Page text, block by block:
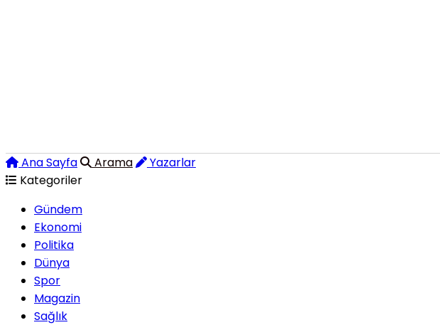
Ana Sayfa Arama
Yazarlar
Kategoriler
Gündem
Ekonomi
Politika
Dünya
Spor
Magazin
Sağlık